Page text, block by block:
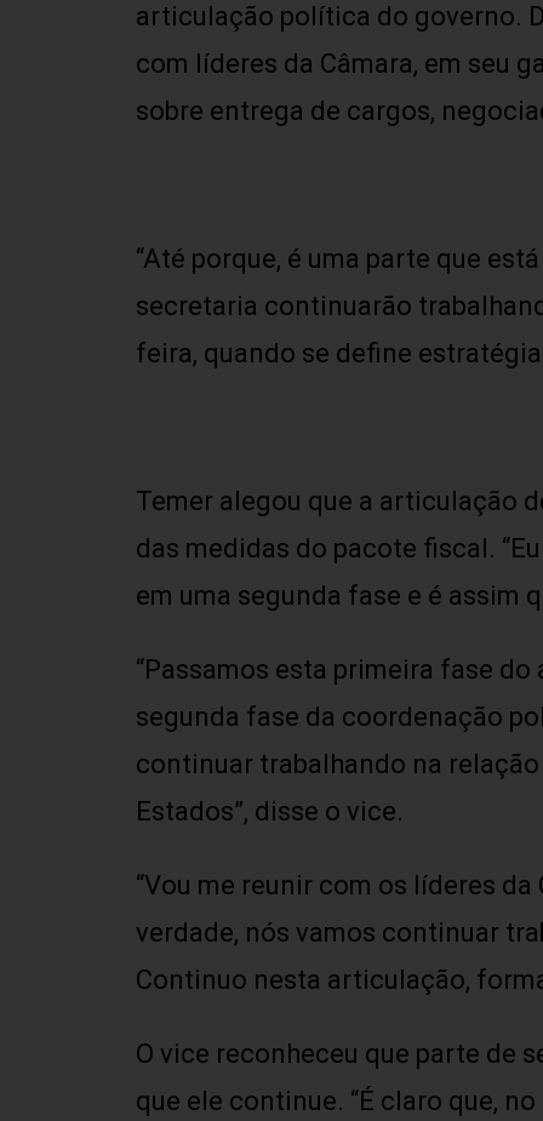
articulação política do governo.
com líderes da Câmara, em seu
sobre entrega de cargos,
“Até porque, é uma parte que
secretaria continuarão
feira, quando se define
Temer alegou que a articulação
das medidas do pacote fiscal.
em uma segunda fase e é assim
“Passamos esta primeira fase
segunda fase da coordenação
continuar trabalhando na
Estados”, disse o vice.
“Vou me reunir com os líderes
verdade, nós vamos continuar
Continuo nesta articulação,
O vice reconheceu que parte de
que ele continue. “É claro que,